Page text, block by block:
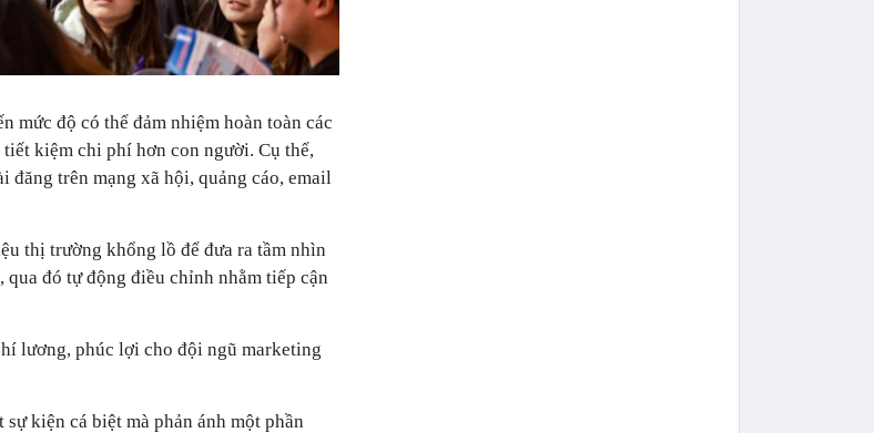
mức độ có thể đảm nhiệm hoàn toàn các
kiệm chi phí hơn con người. Cụ thể,
trên mạng xã hội, quảng cáo, email
thị trường khổng lồ để đưa ra tầm nhìn
đó tự động điều chỉnh nhằm tiếp cận
lương, phúc lợi cho đội ngũ marketing
kiện cá biệt mà phản ánh một phần